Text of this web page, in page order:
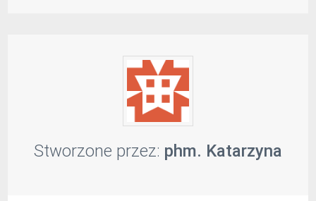
Stworzone przez: phm. Katarzyna